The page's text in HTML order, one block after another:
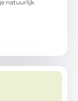
natuurlijk